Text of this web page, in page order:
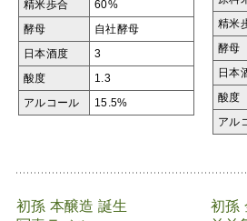
精米歩合 60%
酵母 自社酵母
日本酒度 3
酸度 1.3
アルコール 15.5%
精米
酵母
日本
酸度
アル
初孫 本醸造 誕生
初孫